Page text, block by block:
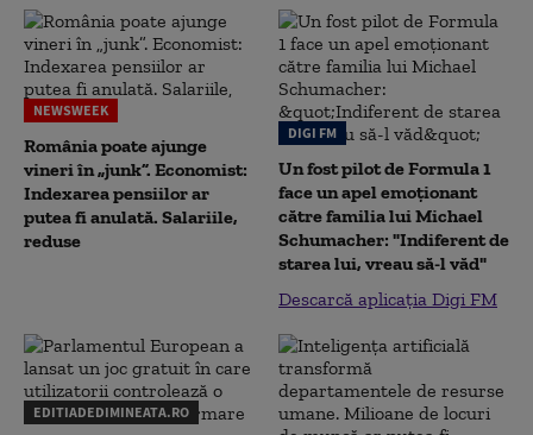
NEWSWEEK
România poate ajunge
vineri în „junk”. Economist:
Indexarea pensiilor ar
putea fi anulată. Salariile,
reduse
DIGI FM
Un fost pilot de Formula 1
face un apel emoționant
către familia lui Michael
Schumacher: "Indiferent de
starea lui, vreau să-l văd"
Descarcă aplicația Digi FM
EDITIADEDIMINEATA.RO